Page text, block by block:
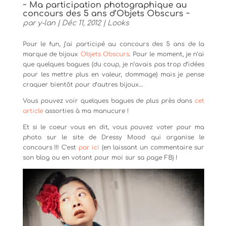
~ Ma participation photographique au
concours des 5 ans d’Objets Obscurs ~
par y-lan| Déc 11, 2012| Looks
Pour le fun, j’ai participé au concours des 5 ans de la
marque de bijoux Objets Obscurs. Pour le moment, je n’ai
que quelques bagues (du coup, je n’avais pas trop d’idées
pour les mettre plus en valeur, dommage) mais je pense
craquer bientôt pour d’autres bijoux…
Vous pouvez voir quelques bagues de plus près danscet
articleassorties à ma manucure !
Et si le coeur vous en dit, vous pouvez voter pour ma
photo sur le site de Dressy Mood qui organise le
concours !!! C’est par ici (en laissant un commentaire sur
son blog ou en votant pour moi sur sa page FB) !